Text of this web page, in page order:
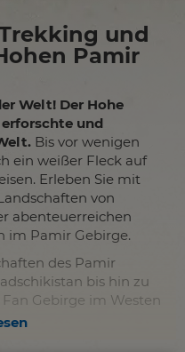
und
Pamir
Welt! Der Hohe
und
Bis vor wenigen
ein weißer Fleck auf
Erleben Sie mit
von
abenteuerreichen
im Pamir Gebirge.
des Pamir
bis hin zu
Gebirge im Westen
Land im